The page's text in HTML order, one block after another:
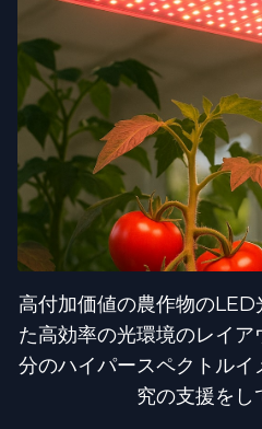
高付加価値の農作物の
た高効率の光環境のレイ
分のハイパースペクトル
究の支援をし